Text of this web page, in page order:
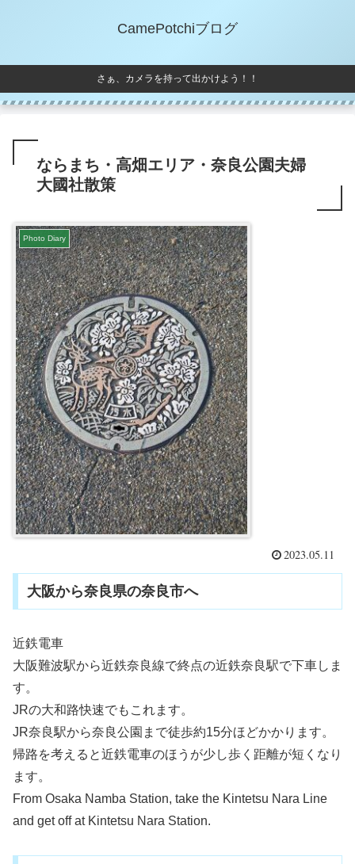
CamePotchiブログ
さぁ、カメラを持って出かけよう！！
ならまち・高畑エリア・奈良公園夫婦
大國社散策
Photo Diary
2023.05.11
大阪から奈良県の奈良市へ
近鉄電車
大阪難波駅から近鉄奈良線で終点の近鉄奈良駅で下車しま
す。
JRの大和路快速でもこれます。
JR奈良駅から奈良公園まで徒歩約15分ほどかかります。
帰路を考えると近鉄電車のほうが少し歩く距離が短くなり
ます。
From Osaka Namba Station, take the Kintetsu Nara Line
and get off at Kintetsu Nara Station.